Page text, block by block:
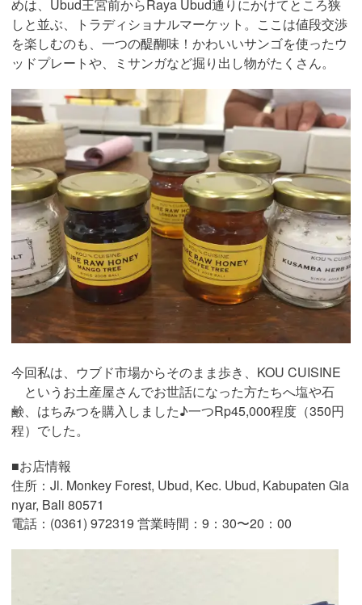
めは、Ubud王宮前からRaya Ubud通りにかけてところ狭
しと並ぶ、トラディショナルマーケット。ここは値段交渉
を楽しむのも、一つの醍醐味！かわいいサンゴを使ったウ
ッドプレートや、ミサンガなど掘り出し物がたくさん。
今回私は、ウブド市場からそのまま歩き、KOU CUISINE
というお土産屋さんでお世話になった方たちへ塩や石
鹸、はちみつを購入しました♪一つRp45,000程度（350円
程）でした。
■お店情報
住所：Jl. Monkey Forest, Ubud, Kec. Ubud, Kabupaten Gia
nyar, Bali 80571
電話：(0361) 972319 営業時間：9：30〜20：00